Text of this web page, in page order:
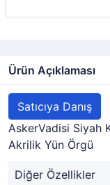
Ürün Açıklaması
Satıcıya Danış
AskerVadisi Siyah
Akrilik Yün Örgü
Diğer Özellikler